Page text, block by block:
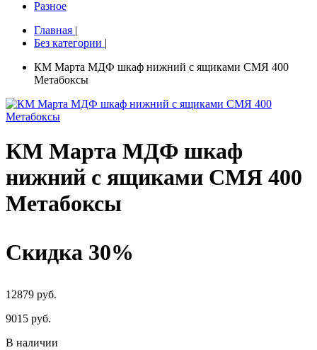
Разное
Главная |
Без категории |
КМ Марта МДФ шкаф нижний с ящиками СМЯ 400
Метабоксы
КМ Марта МДФ шкаф
нижний с ящиками СМЯ 400
Метабоксы
Скидка 30%
12879 руб.
9015 руб.
В наличии